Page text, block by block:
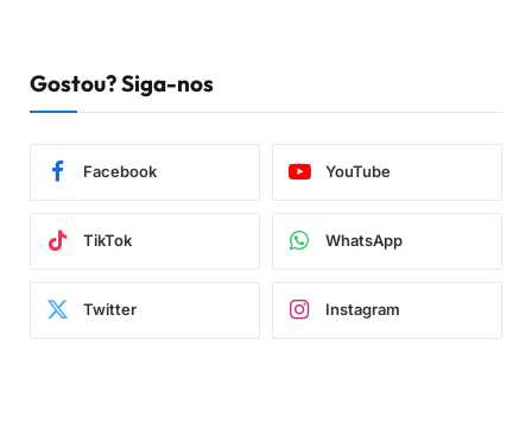
Gostou? Siga-nos
Facebook YouTube
TikTok WhatsApp
Twitter Instagram